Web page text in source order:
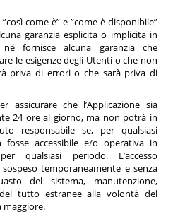
come è” e ”come è disponibile”
garanzia esplicita o implicita in
né fornisce alcuna garanzia che
le esigenze degli Utenti o che non
priva di errori o che sarà priva di
assicurare che l’Applicazione sia
24 ore al giorno, ma non potrà in
responsabile se, per qualsiasi
fosse accessibile e/o operativa in
qualsiasi periodo. L’accesso
sospeso temporaneamente e senza
del sistema, manutenzione,
tutto estranee alla volontà del
maggiore.